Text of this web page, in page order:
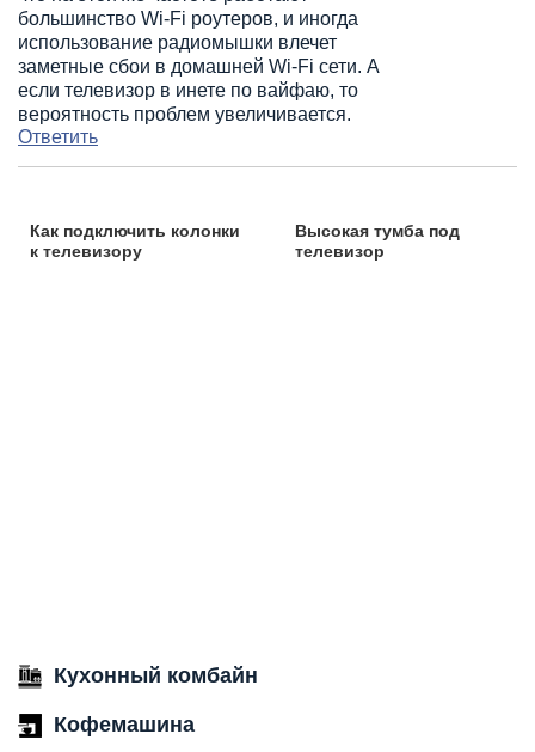
большинство Wi-Fi роутеров, и иногда
использование радиомышки влечет
заметные сбои в домашней Wi-Fi сети. А
если телевизор в инете по вайфаю, то
вероятность проблем увеличивается.
Ответить
Как подключить колонки
к телевизору
Высокая тумба под
телевизор
Кухонный комбайн
Кофемашина